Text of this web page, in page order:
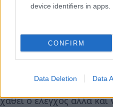
device identifiers in apps.
CONFIRM
Data Deletion Data
μίνι - υπουργικό που
φαίνεται ότι Κυριάκος
στον υπουργό
αποστολή να επιβλέψει
χαθεί ο έλεγχος αλλά